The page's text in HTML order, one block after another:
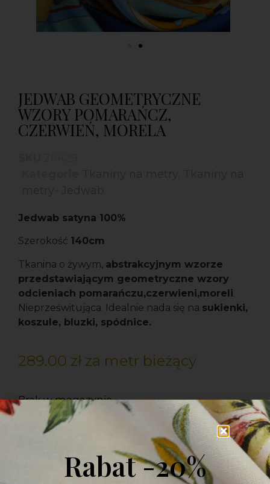
JEDWAB GEOMETRYCZNE
WZORY POMARAŃCZ,
CZERWIEŃ, MORELA
Jedwab satyna 100%
Szerokość 140cm
Tkanina o żywym, abstrakcyjnym wzorze
przedstawiającym geometryczne wzory
odcieniach pomarańczu,czerwieni,moreli.
Nieprześwitująca. Idealnie nada się na sukienki,
koszule, bluzki, spódnice.
289.00 zł za metr bieżący
Brak w magazynie
Rabat -20%